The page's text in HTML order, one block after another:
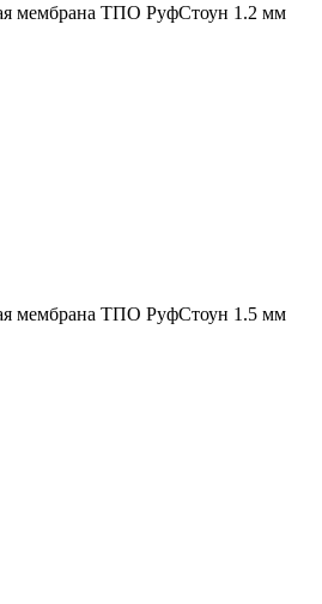
мембрана ТПО РуфСтоун 1.2 мм
мембрана ТПО РуфСтоун 1.5 мм